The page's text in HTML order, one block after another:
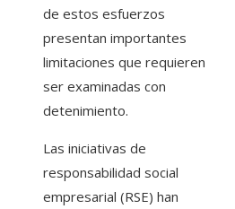
de estos esfuerzos
presentan importantes
limitaciones que requieren
ser examinadas con
detenimiento.
Las iniciativas de
responsabilidad social
empresarial (RSE) han